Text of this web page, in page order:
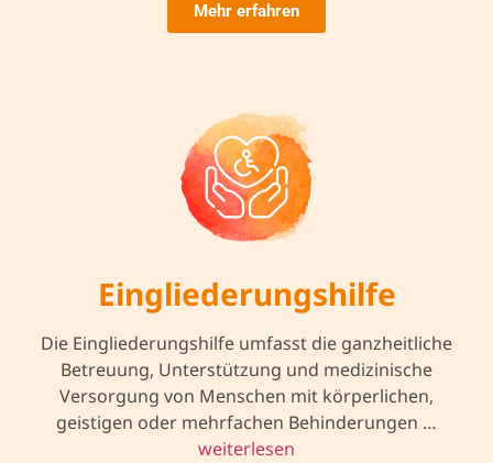
Mehr erfahren
Eingliederungshilfe
Die Eingliederungshilfe umfasst die ganzheitliche
Betreuung, Unterstützung und medizinische
Versorgung von Menschen mit körperlichen,
geistigen oder mehrfachen Behinderungen …
weiterlesen